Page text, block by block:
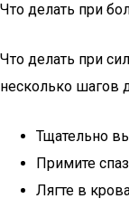
Что делать при
Что делать при
несколько шагов
Тщательно
Примите
Лягте в